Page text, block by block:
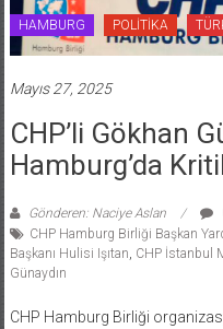
HAMBURG POLİTİKA
Mayıs 27, 2025
CHP’li Gökhan
Hamburg’da
Gönderen: Naciye Aslan
CHP Hamburg Birliği Başkan
Başkanı Hulisi Işıtan CHP İstanbul
Günaydın
CHP Hamburg Birliği